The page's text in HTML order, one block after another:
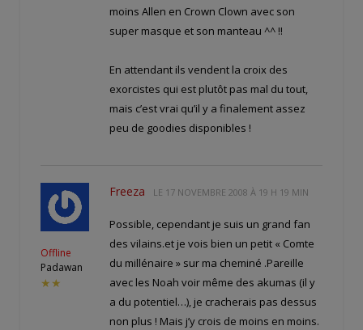
moins Allen en Crown Clown avec son
super masque et son manteau ^^ !!
En attendant ils vendent la croix des
exorcistes qui est plutôt pas mal du tout,
mais c’est vrai qu’il y a finalement assez
peu de goodies disponibles !
Offline
Padawan
★★
Freeza LE 17 NOVEMBRE 2008 À 19 H 19 MIN
Possible, cependant je suis un grand fan
des vilains.et je vois bien un petit « Comte
du millénaire » sur ma cheminé .Pareille
avec les Noah voir même des akumas (il y
a du potentiel…), je cracherais pas dessus
non plus ! Mais j’y crois de moins en moins.